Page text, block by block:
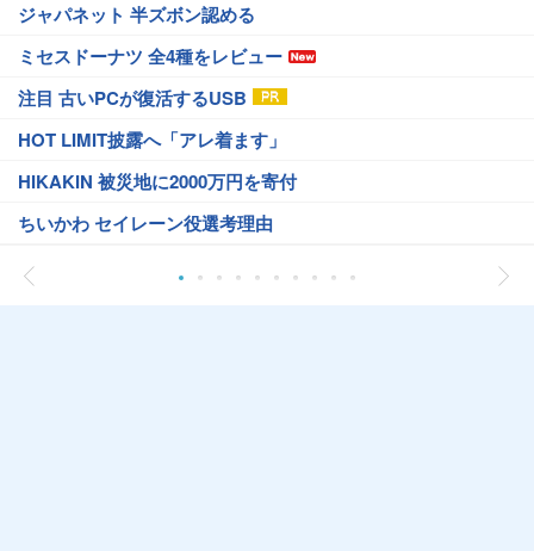
ジャパネット 半ズボン認める
ミセスドーナツ 全4種をレビュー
注目 古いPCが復活するUSB
HOT LIMIT披露へ「アレ着ます」
HIKAKIN 被災地に2000万円を寄付
ちいかわ セイレーン役選考理由